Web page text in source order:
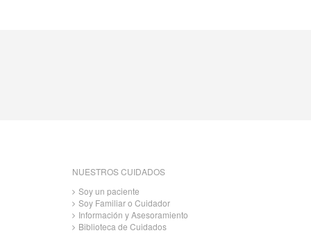
NUESTROS CUIDADOS
Soy un paciente
Soy Familiar o Cuidador
Información y Asesoramiento
Biblioteca de Cuidados